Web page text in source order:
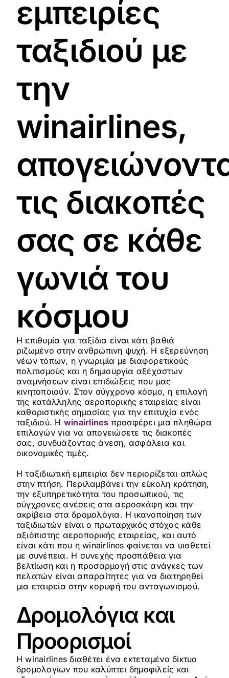
εμπειρίες
ταξιδιού με
την
winairlines,
τις διακοπές
σας σε κάθε
γωνιά του
κόσμου
Η επιθυμία για ταξίδια είναι κάτι βαθιά
ριζωμένο στην ανθρώπινη ψυχή. Η εξερεύνηση
νέων τόπων, η γνωριμία με διαφορετικούς
πολιτισμούς και η δημιουργία αξέχαστων
αναμνήσεων είναι επιδιώξεις που μας
κινητοποιούν. Στον σύγχρονο κόσμο, η επιλογή
της κατάλληλης αεροπορικής εταιρείας είναι
καθοριστικής σημασίας για την επιτυχία ενός
ταξιδιού. Η winairlines προσφέρει μια πληθώρα
επιλογών για να απογειώσετε τις διακοπές
σας, συνδυάζοντας άνεση, ασφάλεια και
οικονομικές τιμές.
Η ταξιδιωτική εμπειρία δεν περιορίζεται απλώς
στην πτήση. Περιλαμβάνει την εύκολη κράτηση,
την εξυπηρετικότητα του προσωπικού, τις
σύγχρονες ανέσεις στα αεροσκάφη και την
ακρίβεια στα δρομολόγια. Η ικανοποίηση των
ταξιδιωτών είναι ο πρωταρχικός στόχος κάθε
αξιόπιστης αεροπορικής εταιρείας, και αυτό
είναι κάτι που η winairlines φαίνεται να υιοθετεί
με συνέπεια. Η συνεχής προσπάθεια για
βελτίωση και η προσαρμογή στις ανάγκες των
πελατών είναι απαραίτητες για να διατηρηθεί
μια εταιρεία στην κορυφή του ανταγωνισμού.
Δρομολόγια και
Προορισμοί
Η winairlines διαθέτει ένα εκτεταμένο δίκτυο
δρομολογίων που καλύπτει δημοφιλείς και